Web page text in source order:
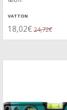
VATTON
18,02€ 24,72€